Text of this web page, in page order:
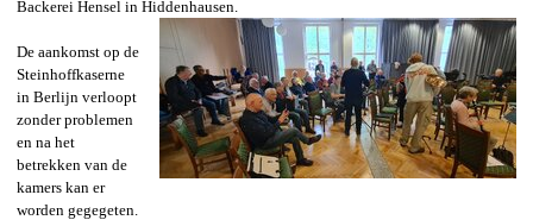
Backerei Hensel in Hiddenhausen.
De aankomst op de
Steinhoffkaserne
in Berlijn verloopt
zonder problemen
en na het
betrekken van de
kamers kan er
worden gegegeten.